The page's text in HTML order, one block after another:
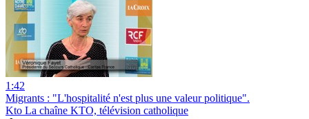
1:42
Migrants : "L'hospitalité n'est plus une valeur politique".
Kto La chaîne KTO, télévision catholique